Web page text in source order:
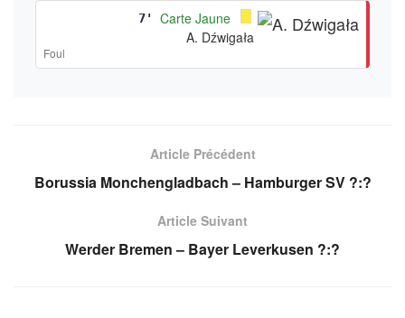
7'
Carte Jaune
A. Dźwigała
Foul
Article Précédent
Borussia Monchengladbach – Hamburger SV ?:?
Article Suivant
Werder Bremen – Bayer Leverkusen ?:?